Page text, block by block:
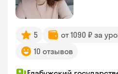
5 от 1090 ₽ за
10 отзывов